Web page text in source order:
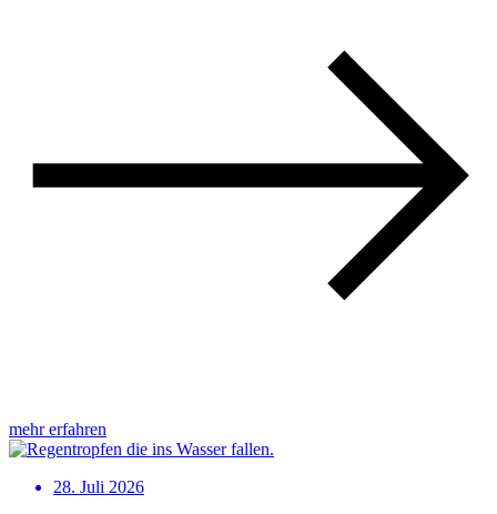
mehr erfahren
28. Juli 2026